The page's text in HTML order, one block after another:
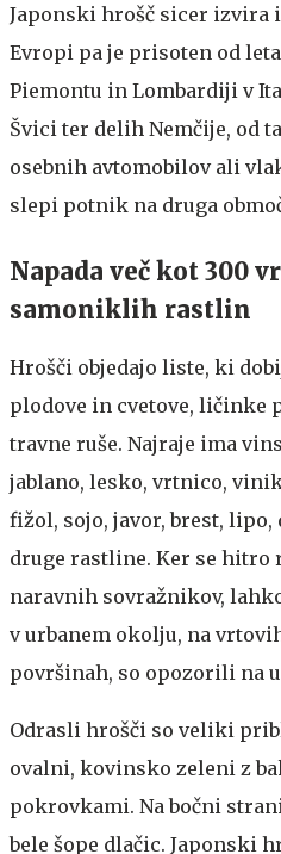
Japonski hrošč sicer izvira
Evropi pa je prisoten od leta
Piemontu in Lombardiji v
Švici ter delih Nemčije, od
osebnih avtomobilov ali
slepi potnik na druga
Napada več kot 300
samoniklih rastlin
Hrošči objedajo liste, ki
plodove in cvetove, ličinke
travne ruše. Najraje ima
jablano, lesko, vrtnico,
fižol, sojo, javor, brest,
druge rastline. Ker se hitro
naravnih sovražnikov,
v urbanem okolju, na
površinah, so opozorili na
Odrasli hrošči so veliki
ovalni, kovinsko zeleni z
pokrovkami. Na bočni
bele šope dlačic. Japonski